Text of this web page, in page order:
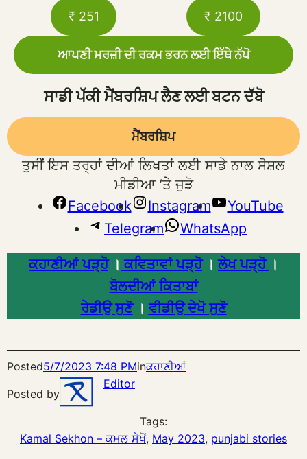
₹ 251 ₹ 2100
ਆਪਣੀ ਮਰਜ਼ੀ ਦੀ ਰਕਮ ਭਰਨ ਲਈ ਇੱਥੇ ਨੱਪੋ
ਸਾਡੀ ਪੱਕੀ ਮੈਂਬਰਸ਼ਿਪ ਲੈਣ ਲਈ ਬਟਨ ਦੱਬੋ
ਮੈਂਬਰਸ਼ਿਪ
ਤੁਸੀਂ ਇਸ ਤਰ੍ਹਾਂ ਦੀਆਂ ਲਿਖਤਾਂ ਲਈ ਸਾਡੇ ਨਾਲ ਸੋਸ਼ਲ
ਮੀਡੀਆ ’ਤੇ ਜੁੜੋ
Facebook
Instagram
YouTube
Telegram
WhatsApp
ਕਹਾਣੀਆਂ ਪੜ੍ਹੋ। ਕਵਿਤਾਵਾਂ ਪੜ੍ਹੋ।ਲੇਖ ਪੜ੍ਹੋ ।
ਬੋਲਦੀਆਂ ਕਿਤਾਬਾਂ
ਰੇਡੀਉ ਸੁਣੋ। ਵੀਡੀਉ ਦੇਖੋ ਸੁਣੋ
Posted5/7/2023 7:48 PMinਕਹਾਣੀਆਂ
Posted by
Editor
Tags:
Kamal Sekhon – ਕਮਲ ਸੇਖੋਂ, May 2023, punjabi stories